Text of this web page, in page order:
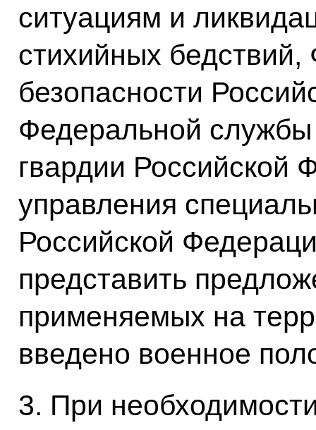
ситуациям и
стихийных
безопасности
Федеральной
гвардии Российской
управления
Российской
представить
применяемых на
введено военное
3. При